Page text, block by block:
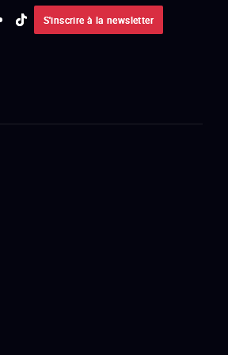
S'inscrire à la newsletter